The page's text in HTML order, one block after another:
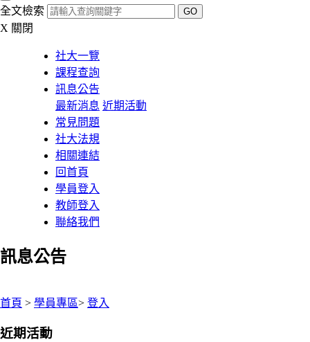
全文檢索 GO
X 關閉
社大一覽
課程查詢
訊息公告
最新消息 近期活動
常見問題
社大法規
相關連結
回首頁
學員登入
教師登入
聯絡我們
訊息公告
首頁 > 學員專區> 登入
近期活動